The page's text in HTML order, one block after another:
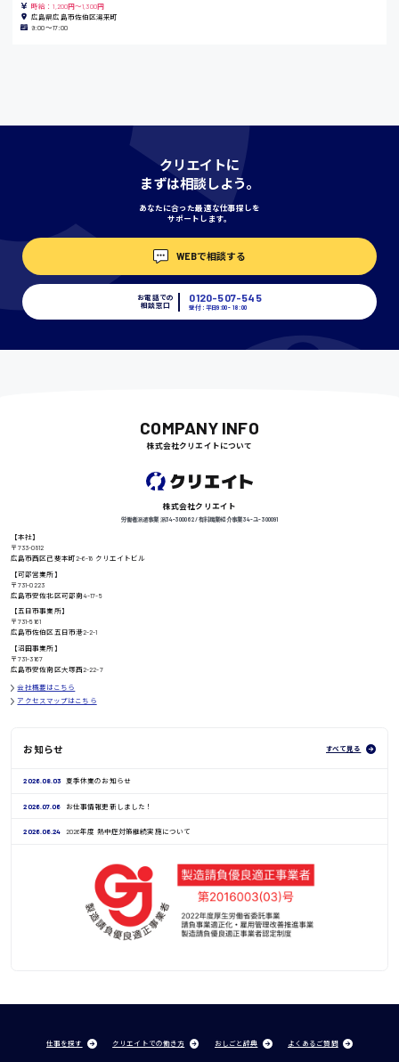
高知県
鳥取県
時給1000円〜
時給1400円〜
日給8000円〜
時給：1,200円～1,300円
広島県広島市佐伯区湯来町
9:00〜17:00
クリエイトに
まずは相談しよう。
あなたに合った最適な仕事探しを
サポートします。
WEBで相談する
お電話での
相談窓口
0120-507-545
受付：平日9:00 - 18:00
COMPANY INFO
株式会社クリエイトについて
株式会社クリエイト
労働者派遣事業 派34-300062 / 有料職業紹介事業 34-ユ-300091
【本社】
〒733-0812
広島市西区己斐本町2-6-18 クリエイトビル
【可部営業所】
〒731-0223
広島市安佐北区可部南4-17-5
【五日市事業所】
〒731-5161
広島市佐伯区五日市港2-2-1
【沼田事業所】
〒731-3167
広島市安佐南区大塚西2-22-7
会社概要はこちら
アクセスマップはこちら
お知らせ すべて見る
2026.08.03 夏季休業のお知らせ
2026.07.06 お仕事情報更新しました！
2026.06.24 2026年度 熱中症対策継続実施について
仕事を探す クリエイトでの働き方 おしごと辞典 よくあるご質問